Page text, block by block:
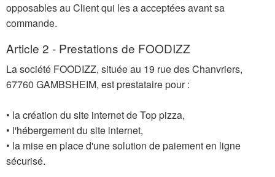
opposables au Client qui les a acceptées avant sa
commande.
Article 2 - Prestations de FOODIZZ
La société FOODIZZ, située au 19 rue des Chanvriers,
67760 GAMBSHEIM, est prestataire pour :
• la création du site internet de Top pizza,
• l'hébergement du site internet,
• la mise en place d'une solution de paiement en ligne
sécurisé.